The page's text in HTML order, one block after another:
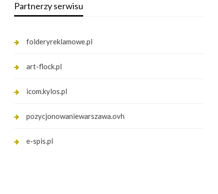
Partnerzy serwisu
folderyreklamowe.pl
art-flock.pl
icom.kylos.pl
pozycjonowaniewarszawa.ovh
e-spis.pl